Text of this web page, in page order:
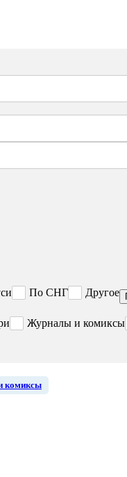
По СНГ Другое
Журналы и комиксы
комиксы